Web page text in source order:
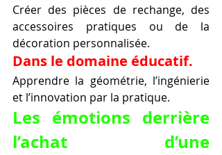
Créer des pièces de rechange, des
accessoires pratiques ou de la
décoration personnalisée.
Dans le domaine éducatif.
Apprendre la géométrie, l’ingénierie
et l’innovation par la pratique.
Les émotions derrière
l’achat d’une